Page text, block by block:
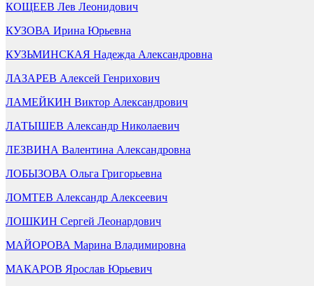
КОЩЕЕВ Лев Леонидович
КУЗОВА Ирина Юрьевна
КУЗЬМИНСКАЯ Надежда Александровна
ЛАЗАРЕВ Алексей Генрихович
ЛАМЕЙКИН Виктор Александрович
ЛАТЫШЕВ Александр Николаевич
ЛЕЗВИНА Валентина Александровна
ЛОБЫЗОВА Ольга Григорьевна
ЛОМТЕВ Александр Алексеевич
ЛОШКИН Сергей Леонардович
МАЙОРОВА Марина Владимировна
МАКАРОВ Ярослав Юрьевич